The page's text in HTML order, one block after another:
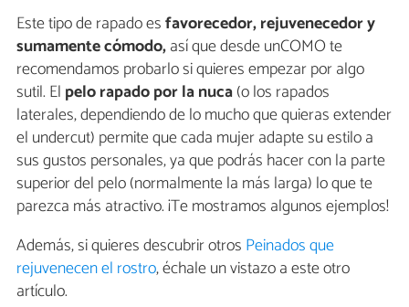
Este tipo de rapado esfavorecedor, rejuvenecedor y
sumamente cómodo,así que desde unCOMO te
recomendamos probarlo si quieres empezar por algo
sutil. El pelo rapado por la nuca(o los rapados
laterales, dependiendo de lo mucho que quieras extender
el undercut) permite que cada mujer adapte su estilo a
sus gustos personales, ya que podrás hacer con la parte
superior del pelo (normalmente la más larga) lo que te
parezca más atractivo. ¡Te mostramos algunos ejemplos!
Además, si quieres descubrir otros Peinados que
rejuvenecen el rostro, échale un vistazo a este otro
artículo.